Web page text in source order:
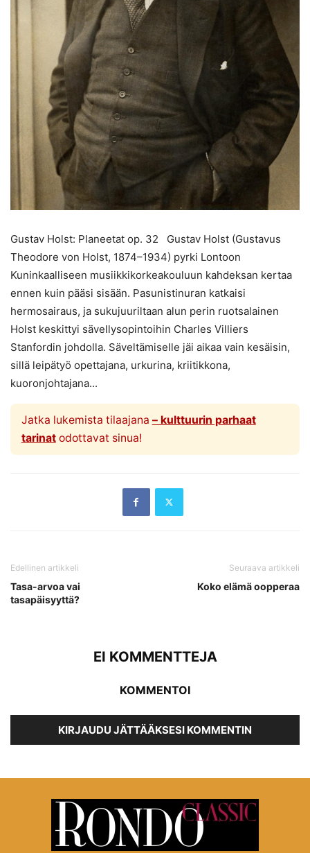
Gustav Holst: Planeetat op. 32 Gustav Holst (Gustavus
Theodore von Holst, 1874–1934) pyrki Lontoon
Kuninkaalliseen musiikkikorkeakouluun kahdeksan kertaa
ennen kuin pääsi sisään. Pasunistinuran katkaisi
hermosairaus, ja sukujuuriltaan alun perin ruotsalainen
Holst keskittyi sävellysopintoihin Charles Villiers
Stanfordin johdolla. Säveltämiselle jäi aikaa vain kesäisin,
sillä leipätyö opettajana, urkurina, kriitikkona,
kuoronjohtajana...
Jatka lukemista tilaajana – kulttuurin parhaat
tarinatodottavat sinua!
Edellinen artikkeli
Tasa-arvoa vai
tasapäisyyttä?
Seuraava artikkeli
Koko elämä oopperaa
EI KOMMENTTEJA
KOMMENTOI
KIRJAUDU JÄTTÄÄKSESI KOMMENTIN